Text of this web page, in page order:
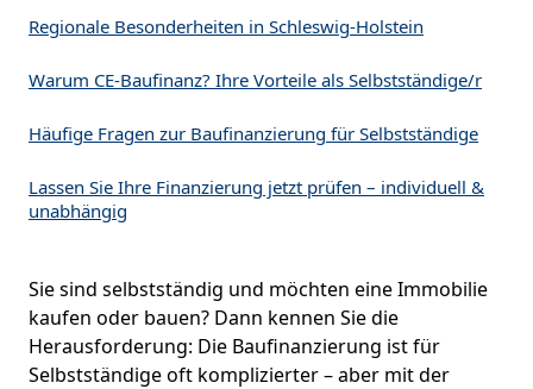
Regionale Besonderheiten in Schleswig-Holstein
Warum CE-Baufinanz? Ihre Vorteile als Selbstständige/r
Häufige Fragen zur Baufinanzierung für Selbstständige
Lassen Sie Ihre Finanzierung jetzt prüfen – individuell &
unabhängig
Sie sind selbstständig und möchten eine Immobilie
kaufen oder bauen? Dann kennen Sie die
Herausforderung: Die Baufinanzierung ist für
Selbstständige oft komplizierter – aber mit der